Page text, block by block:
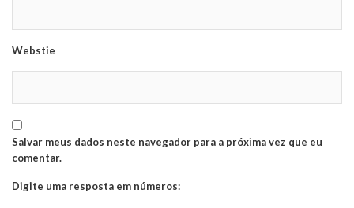
Webstie
Salvar meus dados neste navegador para a próxima vez que eu
comentar.
Digite uma resposta em números: